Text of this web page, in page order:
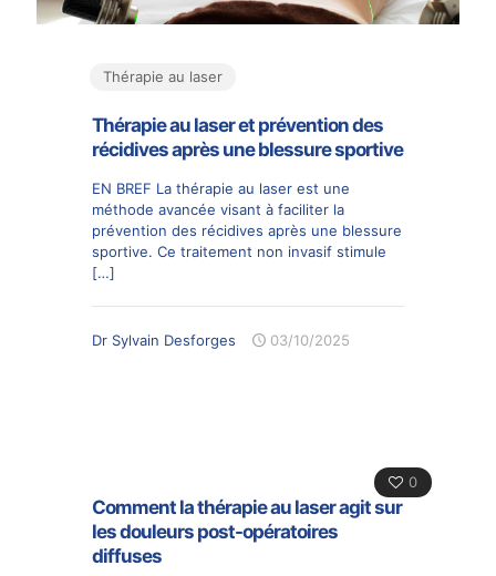
Thérapie au laser
Thérapie au laser et prévention des
récidives après une blessure sportive
EN BREF La thérapie au laser est une
méthode avancée visant à faciliter la
prévention des récidives après une blessure
sportive. Ce traitement non invasif stimule
[…]
Dr Sylvain Desforges 03/10/2025
0
Comment la thérapie au laser agit sur
les douleurs post-opératoires
diffuses